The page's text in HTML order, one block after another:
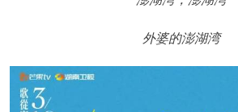
外婆的澎湖湾